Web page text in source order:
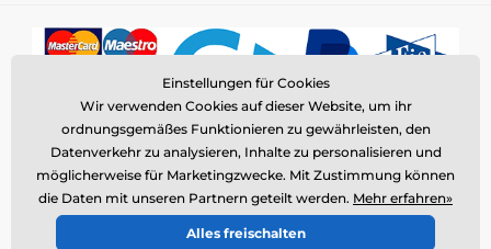
© 2026 www.elektro-halsbander.ch ⦁ E-Shop erstellt von
SIMPLIA.cz
Einstellungen für Cookies
Wir verwenden Cookies auf dieser Website, um ihr
ordnungsgemäßes Funktionieren zu gewährleisten, den
Datenverkehr zu analysieren, Inhalte zu personalisieren und
möglicherweise für Marketingzwecke. Mit Zustimmung können
die Daten mit unseren Partnern geteilt werden. Mehr erfahren»
Alles freischalten